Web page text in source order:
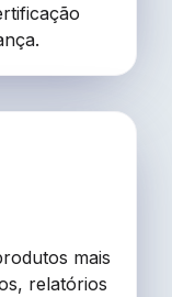
mais
relatórios